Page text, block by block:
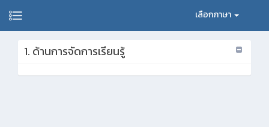
เลือกภาษา
1. ด้านการจัดการเรียนรู้